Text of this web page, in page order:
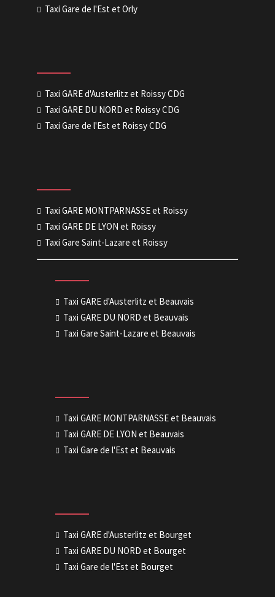
Taxi Gare de l'Est et Orly
Taxi GARE d'Austerlitz et Roissy CDG
Taxi GARE DU NORD et Roissy CDG
Taxi Gare de l'Est et Roissy CDG
Taxi GARE MONTPARNASSE et Roissy
Taxi GARE DE LYON et Roissy
Taxi Gare Saint-Lazare et Roissy
Taxi GARE d'Austerlitz et Beauvais
Taxi GARE DU NORD et Beauvais
Taxi Gare Saint-Lazare et Beauvais
Taxi GARE MONTPARNASSE et Beauvais
Taxi GARE DE LYON et Beauvais
Taxi Gare de l'Est et Beauvais
Taxi GARE d'Austerlitz et Bourget
Taxi GARE DU NORD et Bourget
Taxi Gare de l'Est et Bourget